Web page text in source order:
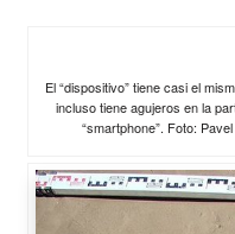
El “dispositivo” tiene casi el
incluso tiene agujeros en la
“smartphone”. Foto: